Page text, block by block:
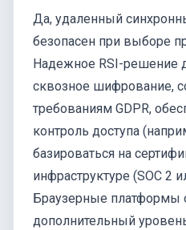
Да, удаленный
безопасен при выборе
Надежное RSI-решение
сквозное шифрование,
требованиям GDPR,
контроль доступа
базироваться на
инфраструктуре (SOC 2
Браузерные платформы
дополнительный